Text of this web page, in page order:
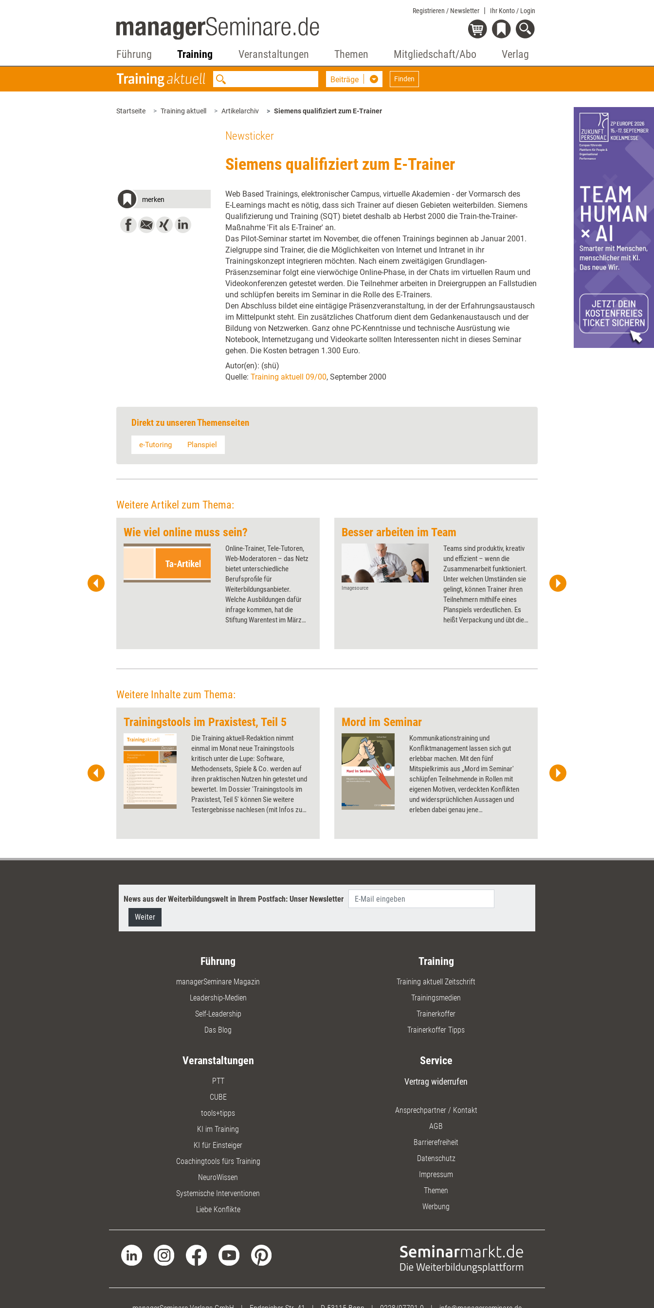
Registrieren / Newsletter Ihr Konto / Login
Führung Training Veranstaltungen Themen Mitgliedschaft/Abo Verlag
Beiträge Finden
Startseite Training aktuell Artikelarchiv Siemens qualifiziert zum E-Trainer
Newsticker
Siemens qualifiziert zum E-Trainer
merken
Web Based Trainings, elektronischer Campus, virtuelle Akademien - der Vormarsch des
E-Learnings macht es nötig, dass sich Trainer auf diesen Gebieten weiterbilden. Siemens
Qualifizierung und Training (SQT) bietet deshalb ab Herbst 2000 die Train-the-Trainer-
Maßnahme 'Fit als E-Trainer' an.
Das Pilot-Seminar startet im November, die offenen Trainings beginnen ab Januar 2001.
Zielgruppe sind Trainer, die die Möglichkeiten von Internet und Intranet in ihr
Trainingskonzept integrieren möchten. Nach einem zweitägigen Grundlagen-
Präsenzseminar folgt eine vierwöchige Online-Phase, in der Chats im virtuellen Raum und
Videokonferenzen getestet werden. Die Teilnehmer arbeiten in Dreiergruppen an Fallstudien
und schlüpfen bereits im Seminar in die Rolle des E-Trainers.
Den Abschluss bildet eine eintägige Präsenzveranstaltung, in der der Erfahrungsaustausch
im Mittelpunkt steht. Ein zusätzliches Chatforum dient dem Gedankenaustausch und der
Bildung von Netzwerken. Ganz ohne PC-Kenntnisse und technische Ausrüstung wie
Notebook, Internetzugang und Videokarte sollten Interessenten nicht in dieses Seminar
gehen. Die Kosten betragen 1.300 Euro.
Autor(en): (shü)
Quelle: Training aktuell 09/00, September 2000
Direkt zu unseren Themenseiten
e-Tutoring Planspiel
Weitere Artikel zum Thema:
Wie viel online muss sein?
Online-Trainer, Tele-Tutoren,
Web-Moderatoren – das Netz
bietet unterschiedliche
Berufsprofile für
Weiterbildungsanbieter.
Welche Ausbildungen dafür
infrage kommen, hat die
Stiftung Warentest im März
überhaupt?
Besser arbeiten im Team
Imagesource
Teams sind produktiv, kreativ
und effizient – wenn die
Zusammenarbeit funktioniert.
Unter welchen Umständen sie
gelingt, können Trainer ihren
Teilnehmern mithilfe eines
Planspiels verdeutlichen. Es
heißt Verpackung und übt die
Bedingungen.
Weitere Inhalte zum Thema:
Trainingstools im Praxistest, Teil 5
Die Training aktuell-Redaktion nimmt
einmal im Monat neue Trainingstools
kritisch unter die Lupe: Software,
Methodensets, Spiele & Co. werden auf
ihren praktischen Nutzen hin getestet und
bewertet. Im Dossier 'Trainingstools im
Praxistest, Teil 5' können Sie weitere
Testergebnisse nachlesen (mit Infos zu
und Kartensets, eine Trainings-DVD und ein
Mord im Seminar
Kommunikationstraining und
Konfliktmanagement lassen sich gut
erlebbar machen. Mit den fünf
Mitspielkrimis aus „Mord im Seminar'
schlüpfen Teilnehmende in Rollen mit
eigenen Motiven, verdeckten Konflikten
und widersprüchlichen Aussagen und
erleben dabei genau jene
ausgearbeitete Kriminalfälle bilden die
zu einem eigenen Trainingsschwerpunkt
News aus der Weiterbildungswelt in Ihrem Postfach: Unser Newsletter
Weiter
Führung
managerSeminare Magazin
Leadership-Medien
Self-Leadership
Das Blog
Training
Training aktuell Zeitschrift
Trainingsmedien
Trainerkoffer
Trainerkoffer Tipps
Veranstaltungen
PTT
CUBE
tools+tipps
KI im Training
KI für Einsteiger
Coachingtools fürs Training
NeuroWissen
Systemische Interventionen
Liebe Konflikte
Service
Vertrag widerrufen
Ansprechpartner / Kontakt
AGB
Barrierefreiheit
Datenschutz
Impressum
Themen
Werbung